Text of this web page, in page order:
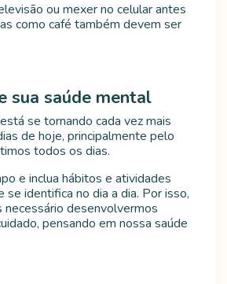
ou mexer no celular antes
como café também devem ser
sua saúde mental
se tornando cada vez mais
de hoje, principalmente pelo
todos os dias.
e inclua hábitos e atividades
se identifica no dia a dia. Por isso,
necessário desenvolvermos
pensando em nossa saúde